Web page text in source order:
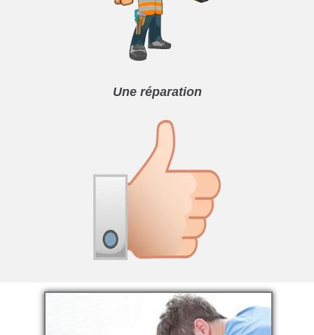
Une réparation